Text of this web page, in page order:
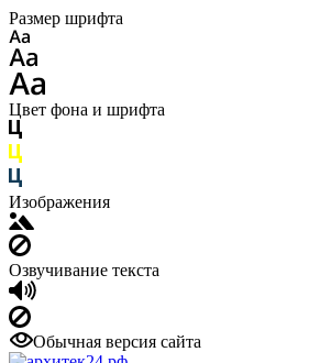
Размер шрифта
Цвет фона и шрифта
Изображения
Озвучивание текста
Обычная версия сайта